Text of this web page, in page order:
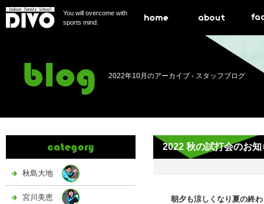
You will overcome with
sports mind.
2022年10月のアーカイブ - スタッフブログ
2022 秋の試打会のお知
朝夕も涼しくなり夏の終
秋島大地
宮川美恵